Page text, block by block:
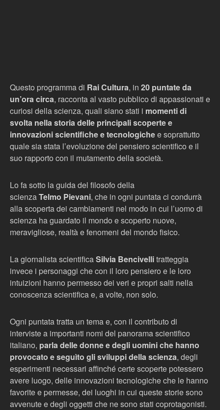
Questo programma di Rai Cultura, in 20 puntate da
un’ora circa, racconta al vasto pubblico di appassionati e
curiosi della scienza, quali siano stati i momenti di
svolta nella storia delle principali scoperte e
innovazioni scientifiche e tecnologichee soprattutto
quale sia stata l’evoluzione del pensiero scientifico e il
suo rapporto con il mutamento della società.
Lo fa sotto la guida del filosofo della
scienzaTelmo Pievani, che in ogni puntata ci condurrà
alla scoperta dei cambiamenti nel modo in cui l’uomo di
scienza ha guardato il mondo e scoperto nuove,
meravigliose, realtà e fenomeni del mondo fisico.
La giornalista scientificaSilvia Bencivellitratteggia
invece i personaggi che con il loro pensiero e le loro
intuizioni hanno permesso dei veri e propri salti nella
conoscenza scientifica e, a volte, non solo.
Ogni puntata tratta un tema e, con il contributo di
interviste a importanti nomi del panorama scientifico
italiano, parla delle donne e degli uomini che hanno
provocato e seguìto gli sviluppi della scienza, degli
esperimenti necessari affinché certe scoperte potessero
avere luogo, delle innovazioni tecnologiche che le hanno
favorite e permesse, dei luoghi in cui queste storie sono
avvenute e degli oggetti che ne sono stati coprotagonisti.